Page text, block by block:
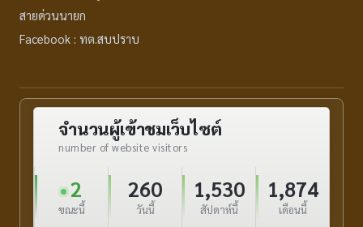
สายด่วนนายก
Facebook : ทต.สบปราบ
จำนวนผู้เข้าชมเว็บไซต์
number of website visitors
2
ขณะนี้
260
วันนี้
1,530
สัปดาห์นี้
1,874
เดือนนี้